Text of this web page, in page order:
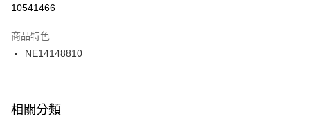
１．於結帳方式選擇「AFTEE先享後付」後，將跳轉至「AFTEE先享後付」
２．訂單成立數日內，您將收到繳費通知簡訊。
３．收到繳費通知簡訊後14天內，點擊此簡訊中的連結，可透過四大超商／
ATM／網路銀行／等多元方式進行付款，方視為交易完成。
※ 交易是否成功請以「AFTEE先享後付 」之結帳頁面顯示為準，若有關於
是否繳費成功／繳費後需取消欲退款等相關疑問，請聯繫「AFTEE先享後付
每筆NT$100，滿NT$1,500(含以上)免運費
付款後門市自取
每筆NT$100，滿NT$1,500(含以上)免運費
10541466
商品特色
NE14148810
相關分類